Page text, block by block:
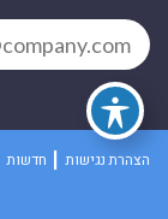
חדשות הצהרת נגישות